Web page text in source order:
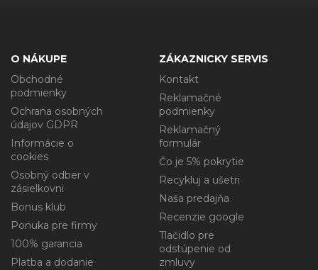
O NÁKUPE
Obchodné
podmienky
Ochrana osobných
údajov GDPR
Informácie o
cookies
Osobný odber v
zásielkovni
Bonus klub
Ponuka pre firmy
100% garancia
Platba a dodanie
ZÁKAZNICKY SERVIS
Kontakt
Reklamačné
podmienky
Reklamačný
formulár
Čo je 5% pokrytie
Recykluj a ušetri
Naša predajňa
Recenzie google
Tlačidlo pre
odstúpenie od
zmluvy